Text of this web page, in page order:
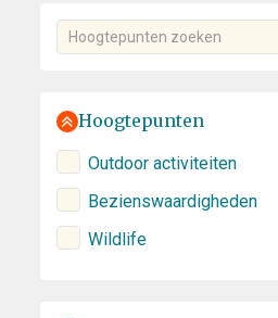
Hoogtepunten
Outdoor activiteiten
Bezienswaardigheden
Wildlife